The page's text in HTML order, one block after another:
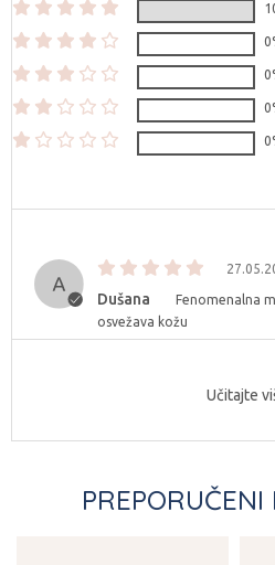
Dušana
Fenomenalna
osvežava kožu
Učitajte